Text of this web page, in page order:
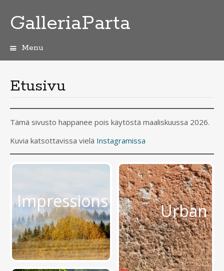
GalleriaParta
Menu
Etusivu
Tämä sivusto happanee pois käytöstä maaliskuussa 2026.
Kuvia katsottavissa vielä Instagramissa
Impressions Urban